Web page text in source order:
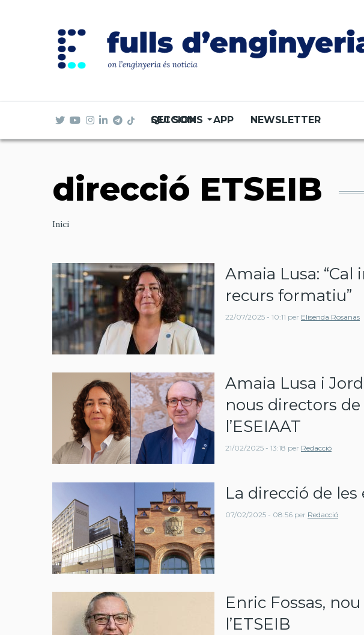
SECCIONS
QUI SOM APP NEWSLETTER
direcció ETSEIB
Ruta
de
navegació
Inici
Amaia Lusa:
recurs formatiu”
22/07/2025 - 10:11 per Elisenda Rosanas
Amaia Lusa i
nous directors de
l’ESEIAAT
21/02/2025 - 13:18 per Redacció
La direcció de les
07/02/2025 - 08:56 per Redacció
Enric Fossas,
l’ETSEIB